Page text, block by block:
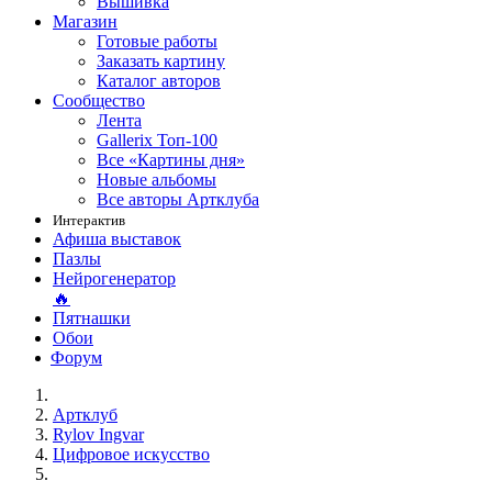
Магазин
Готовые работы
Заказать картину
Каталог авторов
Сообщество
Лента
Gallerix Топ-100
Все «Картины дня»
Новые альбомы
Все авторы Артклуба
Интерактив
Афиша выставок
Пазлы
Нейрогенератор
🔥
Пятнашки
Обои
Форум
Артклуб
Rylov Ingvar
Цифровое искусство